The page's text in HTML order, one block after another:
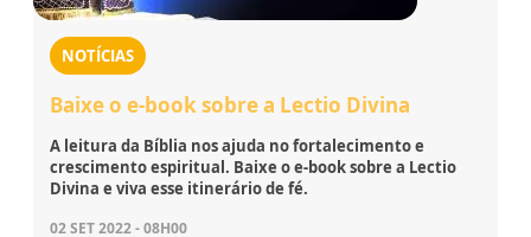
NOTÍCIAS
Baixe o e-book sobre a Lectio Divina
A leitura da Bíblia nos ajuda no fortalecimento e
crescimento espiritual. Baixe o e-book sobre a Lectio
Divina e viva esse itinerário de fé.
02 SET 2022 - 08H00